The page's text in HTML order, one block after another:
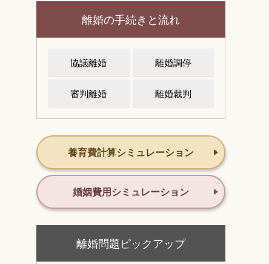
離婚の手続きと流れ
協議離婚 離婚調停
審判離婚 離婚裁判
養育費計算シミュレーション
婚姻費用シミュレーション
離婚問題ピックアップ